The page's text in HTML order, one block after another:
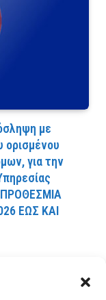
με
ορισμένου
για την
EΩΣ KAI